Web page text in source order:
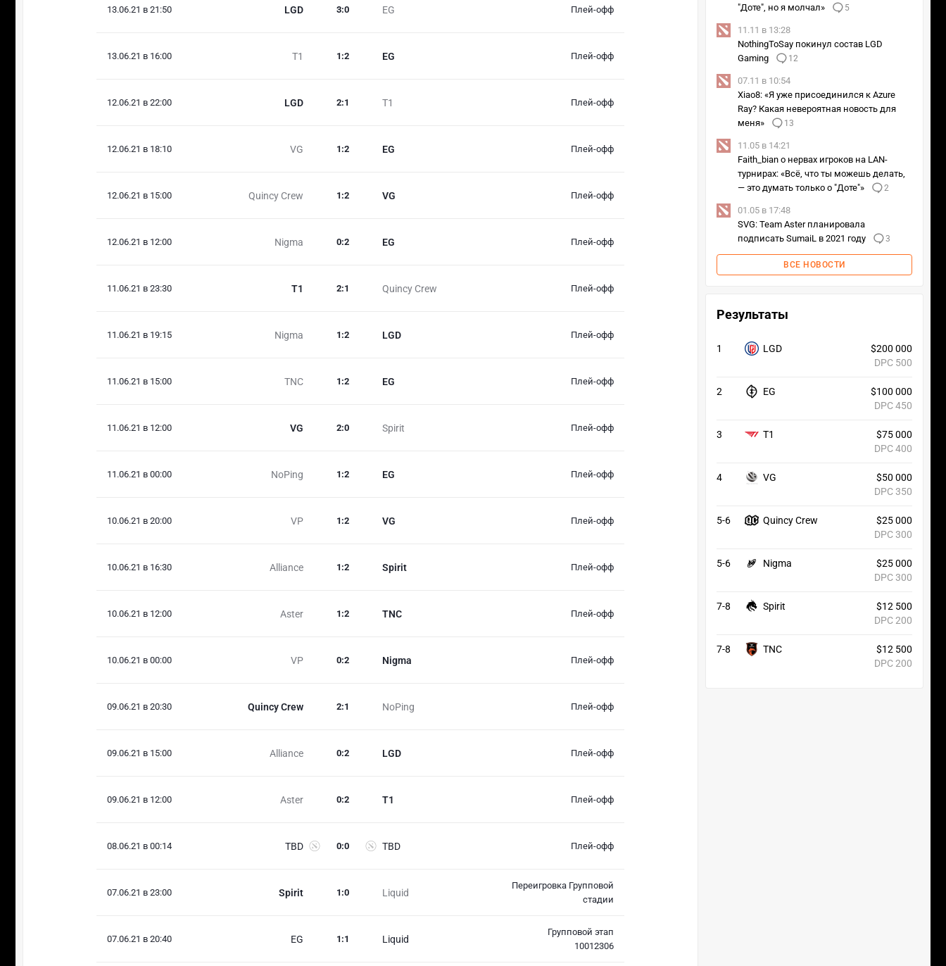
13.06.21 в 21:50 LGD EG
3:0 Плей-офф
13.06.21 в 16:00 T1 EG
1 :2 Плей-офф
12.06.21 в 22:00 LGD T1
2:1 Плей-офф
12.06.21 в 18:10 VG EG
1 :2 Плей-офф
12.06.21 в 15:00 Quincy Crew VG
1 :2 Плей-офф
12.06.21 в 12:00 Nigma EG
0:2 Плей-офф
11.06.21 в 23:30 T1 Quincy Crew
2:1 Плей-офф
11.06.21 в 19:15 Nigma LGD
1 :2 Плей-офф
11.06.21 в 15:00 TNC EG
1 :2 Плей-офф
11.06.21 в 12:00 VG Spirit
2:0 Плей-офф
11.06.21 в 00:00 NoPing EG
1 :2 Плей-офф
10.06.21 в 20:00 VP VG
1 :2 Плей-офф
10.06.21 в 16:30 Alliance Spirit
1 :2 Плей-офф
10.06.21 в 12:00 Aster TNC
1 :2 Плей-офф
10.06.21 в 00:00 VP Nigma
0:2 Плей-офф
09.06.21 в 20:30 Quincy Crew NoPing
2:1 Плей-офф
09.06.21 в 15:00 Alliance LGD
0:2 Плей-офф
09.06.21 в 12:00 Aster T1
0:2 Плей-офф
08.06.21 в 00:14 TBD TBD
0:0 Плей-офф
07.06.21 в 23:00 Spirit Liquid
1 :0
Переигровка Групповой
стадии
07.06.21 в 20:40 EG Liquid
1 :1
Групповой этап
10012306
"Доте", но я молчал»
5
11.11 в 13:28
NothingToSay покинул состав LGD
Gaming
12
07.11 в 10:54
Xiao8: «Я уже присоединился к Azure
Ray? Какая невероятная новость для
меня»
13
11.05 в 14:21
Faith_bian о нервах игроков на LAN-
турнирах: «Всё, что ты можешь делать,
— это думать только о "Доте"»
2
01.05 в 17:48
SVG: Team Aster планировала
подписать SumaiL в 2021 году
3
ВСЕ НОВОСТИ
Результаты
1 LGD
$200 000
DPC 500
2 EG
$100 000
DPC 450
3 T1
$75 000
DPC 400
4 VG
$50 000
DPC 350
5-6 Quincy Crew
$25 000
DPC 300
5-6 Nigma
$25 000
DPC 300
7-8 Spirit
$12 500
DPC 200
7-8 TNC
$12 500
DPC 200